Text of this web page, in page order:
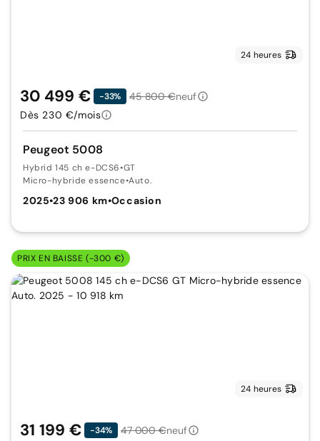
24 heures
Peugeot 5008
Hybrid 145 ch e-DCS6•GT
Micro-hybride essence•Auto.
2025•23 906 km•Occasion
30 499 € -33% 45 800 €neuf
Dès 230 €/mois
PRIX EN BAISSE (-300 €)
24 heures
31 199 € -34% 47 000 €neuf